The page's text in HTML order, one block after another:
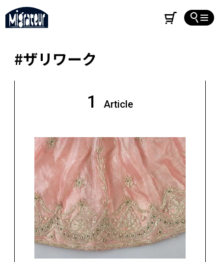
#ザリワーク
1 Article